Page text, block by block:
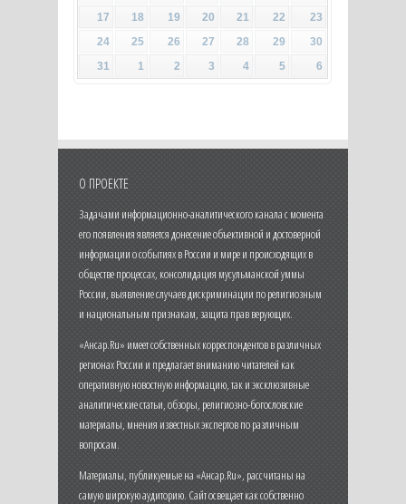
17
18 19 20 21 22
23
24
25 26 27 28 29
30
31
1 2 3 4 5 6
О ПРОЕКТЕ
Задачами информационно-аналитического канала с момента
его появления является донесение объективной и достоверной
информации о событиях в России и мире и происходящих в
обществе процессах, консолидация мусульманской уммы
России, выявление случаев дискриминации по религиозным
и национальным признакам, защита прав верующих.
«Ансар.Ru» имеет собственных корреспондентов в различных
регионах России и предлагает вниманию читателей как
оперативную новостную информацию, так и эксклюзивные
аналитические статьи, обзоры, религиозно-богословские
материалы, мнения известных экспертов по различным
вопросам.
Материалы, публикуемые на «Ансар.Ru», рассчитаны на
самую широкую аудиторию. Сайт освещает как собственно